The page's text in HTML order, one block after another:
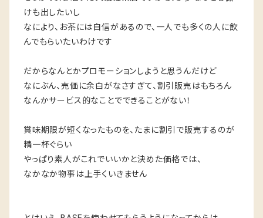
けも出したいし
なにより、お茶には自信があるので、一人でも多くの人に飲
んでもらいたいわけです
だからなんとかプロモーションしようと思うんだけど
なにぶん、売価に余白がなさすぎて、割引販売はもちろん
なんかサービス的なことでできることがない！
賞味期限が短くなったものを、たまに割引で販売するのが
精一杯ぐらい
やっぱり素人がこれでいいかと決めた価格では、
なかなか物事は上手くいきません